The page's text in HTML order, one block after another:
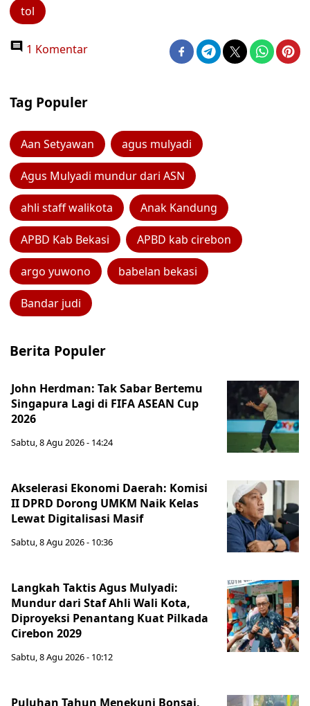
tol
1 Komentar
Tag Populer
Aan Setyawan agus mulyadi
Agus Mulyadi mundur dari ASN
ahli staff walikota Anak Kandung
APBD Kab Bekasi APBD kab cirebon
argo yuwono babelan bekasi
Bandar judi
Berita Populer
John Herdman: Tak Sabar Bertemu
Singapura Lagi di FIFA ASEAN Cup
2026
Sabtu, 8 Agu 2026 - 14:24
Akselerasi Ekonomi Daerah: Komisi
II DPRD Dorong UMKM Naik Kelas
Lewat Digitalisasi Masif
Sabtu, 8 Agu 2026 - 10:36
Langkah Taktis Agus Mulyadi:
Mundur dari Staf Ahli Wali Kota,
Diproyeksi Penantang Kuat Pilkada
Cirebon 2029
Sabtu, 8 Agu 2026 - 10:12
Puluhan Tahun Menekuni Bonsai,